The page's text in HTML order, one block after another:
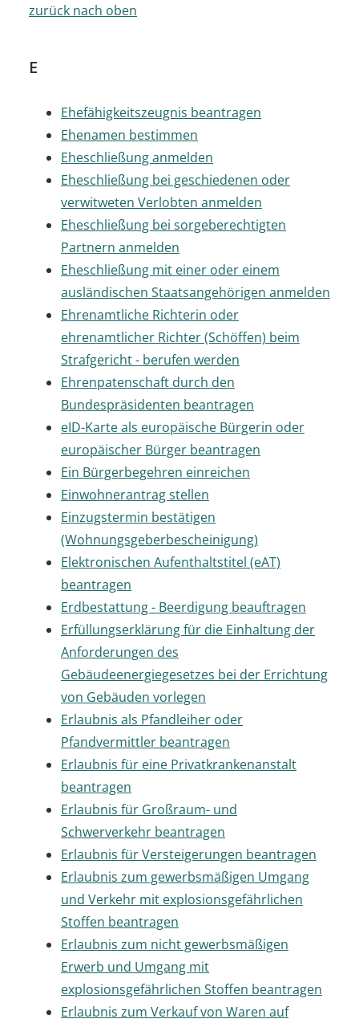
zurück nach oben
E
Ehefähigkeitszeugnis beantragen
Ehenamen bestimmen
Eheschließung anmelden
Eheschließung bei geschiedenen oder
verwitweten Verlobten anmelden
Eheschließung bei sorgeberechtigten
Partnern anmelden
Eheschließung mit einer oder einem
ausländischen Staatsangehörigen anmelden
Ehrenamtliche Richterin oder
ehrenamtlicher Richter (Schöffen) beim
Strafgericht - berufen werden
Ehrenpatenschaft durch den
Bundespräsidenten beantragen
eID-Karte als europäische Bürgerin oder
europäischer Bürger beantragen
Ein Bürgerbegehren einreichen
Einwohnerantrag stellen
Einzugstermin bestätigen
(Wohnungsgeberbescheinigung)
Elektronischen Aufenthaltstitel (eAT)
beantragen
Erdbestattung - Beerdigung beauftragen
Erfüllungserklärung für die Einhaltung der
Anforderungen des
Gebäudeenergiegesetzes bei der Errichtung
von Gebäuden vorlegen
Erlaubnis als Pfandleiher oder
Pfandvermittler beantragen
Erlaubnis für eine Privatkrankenanstalt
beantragen
Erlaubnis für Großraum- und
Schwerverkehr beantragen
Erlaubnis für Versteigerungen beantragen
Erlaubnis zum gewerbsmäßigen Umgang
und Verkehr mit explosionsgefährlichen
Stoffen beantragen
Erlaubnis zum nicht gewerbsmäßigen
Erwerb und Umgang mit
explosionsgefährlichen Stoffen beantragen
Erlaubnis zum Verkauf von Waren auf